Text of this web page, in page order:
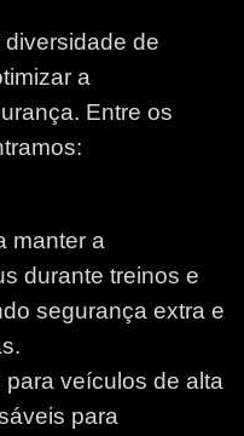
de
a
Entre os
manter a
durante treinos e
segurança extra e
veículos de alta
para